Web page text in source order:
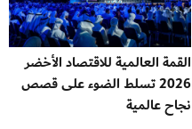
القمة العالمية للاقتصاد الأخضر
2026 تسلط الضوء على قصص
نجاح عالمية